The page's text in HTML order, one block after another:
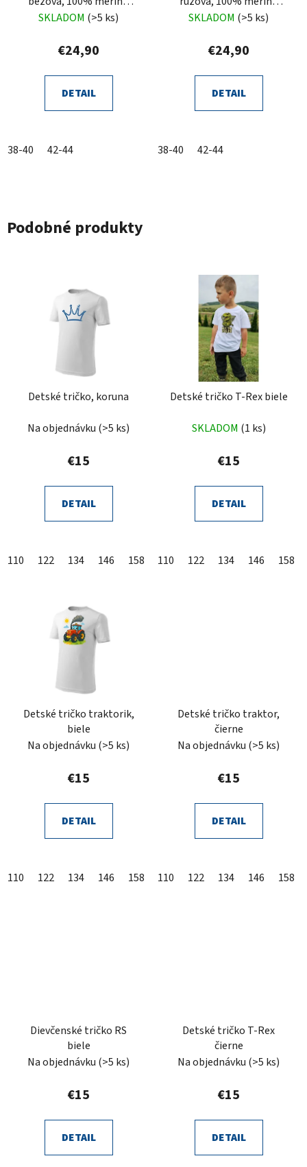
vlnená, zaväzovacia,
SKLADOM (>5 ks)
€24,90
DETAIL
38-40 42-44
vlnená, zaväzovacia,
SKLADOM (>5 ks)
€24,90
DETAIL
38-40 42-44
Podobné produkty
Detské tričko, koruna
Na objednávku (>5 ks)
€15
DETAIL
110 122 134 146 158
Detské tričko T-Rex biele
SKLADOM (1 ks)
€15
DETAIL
110 122 134 146 158
Detské tričko traktorik,
biele
Na objednávku (>5 ks)
€15
DETAIL
110 122 134 146 158
Detské tričko traktor,
čierne
Na objednávku (>5 ks)
€15
DETAIL
110 122 134 146 158
Dievčenské tričko RS
biele
Na objednávku (>5 ks)
€15
DETAIL
Detské tričko T-Rex
čierne
Na objednávku (>5 ks)
€15
DETAIL